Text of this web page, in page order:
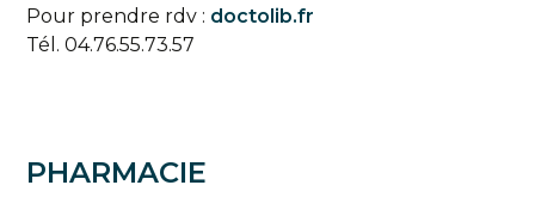
Pour prendre rdv : doctolib.fr
Tél. 04.76.55.73.57
PHARMACIE